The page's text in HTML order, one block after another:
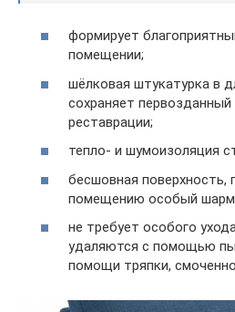
формирует
помещении;
шёлковая штукатурка в
сохраняет
реставрации;
тепло- и шумоизоляция
бесшовная
помещению особый
не требует особого
удаляются с помощью
помощи тряпки,